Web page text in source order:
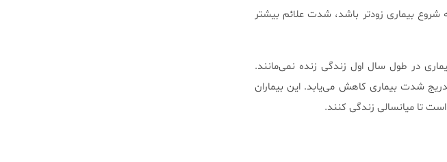
شروع بیماری زودتر باشد، شدت علائم بیشتر
در طول سال اول زندگی زنده نمی‌مانند.
می‌شوند، به تدریج شدت بیماری کاهش می‌یابد. این بیماران
تا میانسالی زندگی کنند.